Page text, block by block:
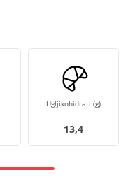
Ugljikohidrati (g)
13,4